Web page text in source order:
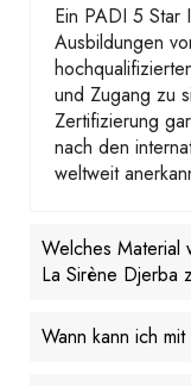
Ein PADI 5 Star
Ausbildungen
und Zugang zu
Zertifizierung
nach den
weltweit
Welches Material
La Sirène Djerba
Wann kann ich